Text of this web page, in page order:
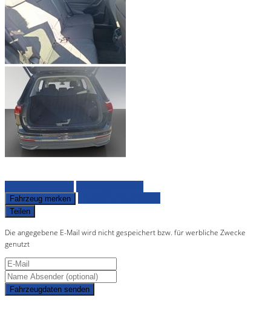
Fahrzeug merken
Teilen
Die angegebene E-Mail wird nicht gespeichert bzw. für werbliche Zwecke
genutzt
Fahrzeugdaten senden